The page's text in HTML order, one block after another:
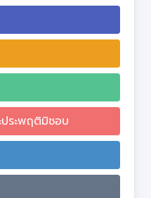
ประพฤติมิชอบ